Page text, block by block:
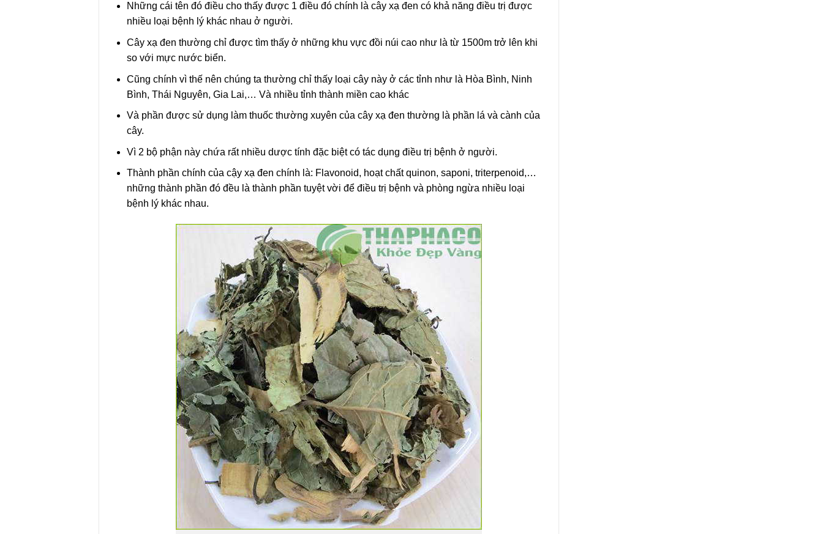
Những cái tên đó điều cho thấy được 1 điều đó chính là cây xạ đen có khả năng điều trị được
nhiều loại bệnh lý khác nhau ở người.
Cây xạ đen thường chỉ được tìm thấy ở những khu vực đồi núi cao như là từ 1500m trở lên khi
so với mực nước biển.
Cũng chính vì thế nên chúng ta thường chỉ thấy loại cây này ở các tỉnh như là Hòa Bình, Ninh
Bình, Thái Nguyên, Gia Lai,… Và nhiều tỉnh thành miền cao khác
Và phần được sử dụng làm thuốc thường xuyên của cây xạ đen thường là phần lá và cành của
cây.
Vì 2 bộ phận này chứa rất nhiều dược tính đặc biệt có tác dụng điều trị bệnh ở người.
Thành phần chính của cậy xạ đen chính là: Flavonoid, hoạt chất quinon, saponi, triterpenoid,…
những thành phần đó đều là thành phần tuyệt vời để điều trị bệnh và phòng ngừa nhiều loại
bệnh lý khác nhau.